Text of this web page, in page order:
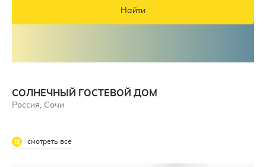
Найти
СОЛНЕЧНЫЙ ГОСТЕВОЙ ДОМ
Россия, Сочи
смотреть все